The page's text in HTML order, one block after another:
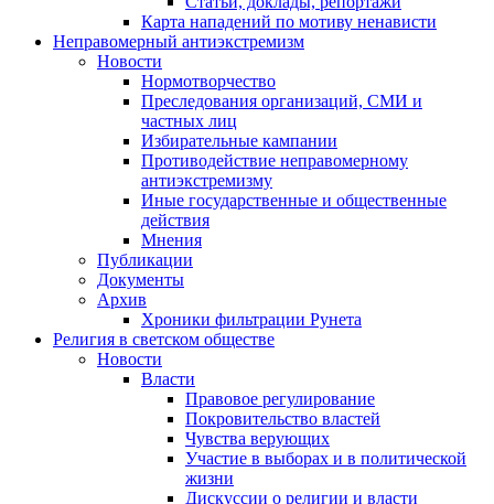
Карта нападений по мотиву ненависти
Неправомерный антиэкстремизм
Новости
Нормотворчество
Преследования организаций, СМИ и
частных лиц
Избирательные кампании
Противодействие неправомерному
антиэкстремизму
Иные государственные и общественные
действия
Мнения
Публикации
Документы
Архив
Хроники фильтрации Рунета
Религия в светском обществе
Новости
Власти
Правовое регулирование
Покровительство властей
Чувства верующих
Участие в выборах и в политической
жизни
Дискуссии о религии и власти